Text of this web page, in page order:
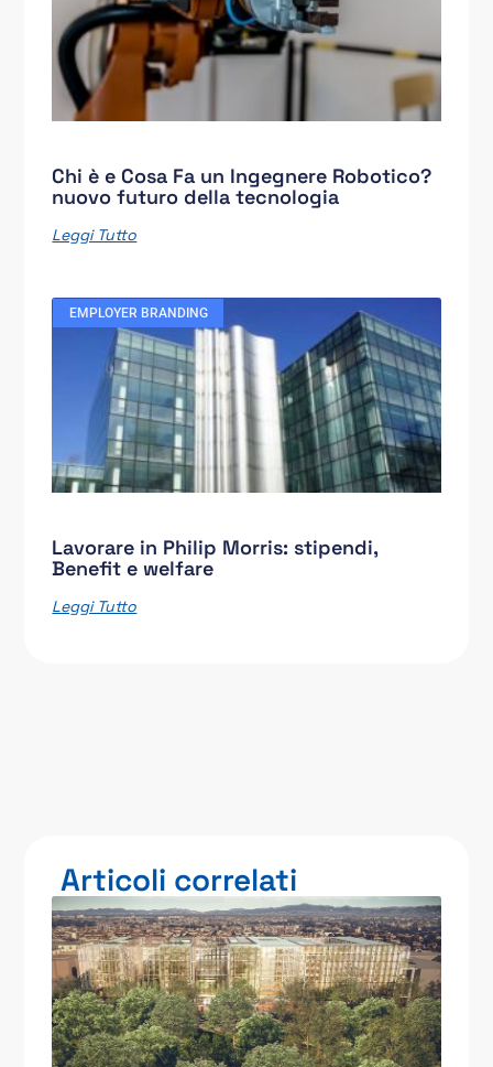
Chi è e Cosa Fa un Ingegnere Robotico?
nuovo futuro della tecnologia
Leggi Tutto
EMPLOYER BRANDING
Lavorare in Philip Morris: stipendi,
Benefit e welfare
Leggi Tutto
Articoli correlati